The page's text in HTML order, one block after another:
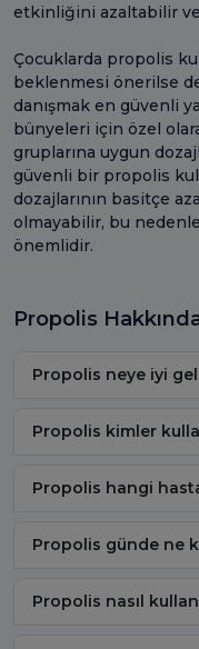
etkinliğini azaltabilir
Çocuklarda propolis
beklenmesi önerilse
danışmak en güvenli
bünyeleri için özel
gruplarına uygun
güvenli bir propolis
dozajlarının basitçe
olmayabilir, bu
önemlidir.
Propolis
Propolis neye iyi
Propolis kimler
Propolis hangi
Propolis günde ne
Propolis nasıl